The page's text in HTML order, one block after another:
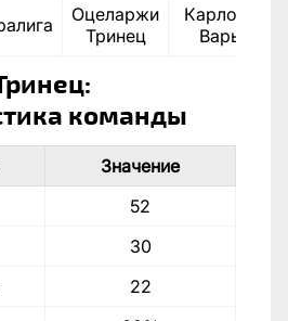
Оцеларжи
Тринец
Карловы
Вары
команды
Значение
52
30
22